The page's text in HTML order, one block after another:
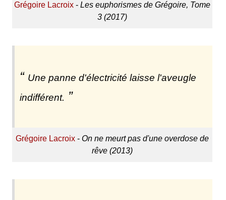
Grégoire Lacroix- Les euphorismes de Grégoire, Tome
3 (2017)
Une panne d'électricité laisse l'aveugle
indifférent.
Grégoire Lacroix- On ne meurt pas d'une overdose de
rêve (2013)